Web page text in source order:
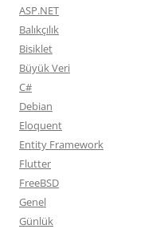
ASP.NET
Balıkçılık
Bisiklet
Büyük Veri
C#
Debian
Eloquent
Entity Framework
Flutter
FreeBSD
Genel
Günlük